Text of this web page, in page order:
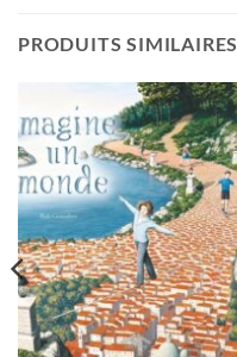
PRODUITS SIMILAIRES